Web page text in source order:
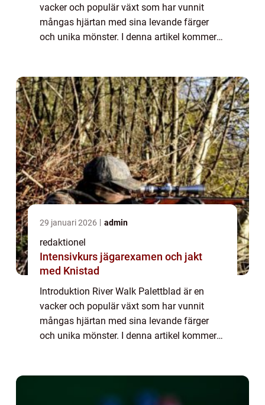
vacker och populär växt som har vunnit
mångas hjärtan med sina levande färger
och unika mönster. I denna artikel kommer
imp...
29 januari 2026 admin
redaktionel
Intensivkurs jägarexamen och jakt
med Knistad
Introduktion River Walk Palettblad är en
vacker och populär växt som har vunnit
mångas hjärtan med sina levande färger
och unika mönster. I denna artikel kommer